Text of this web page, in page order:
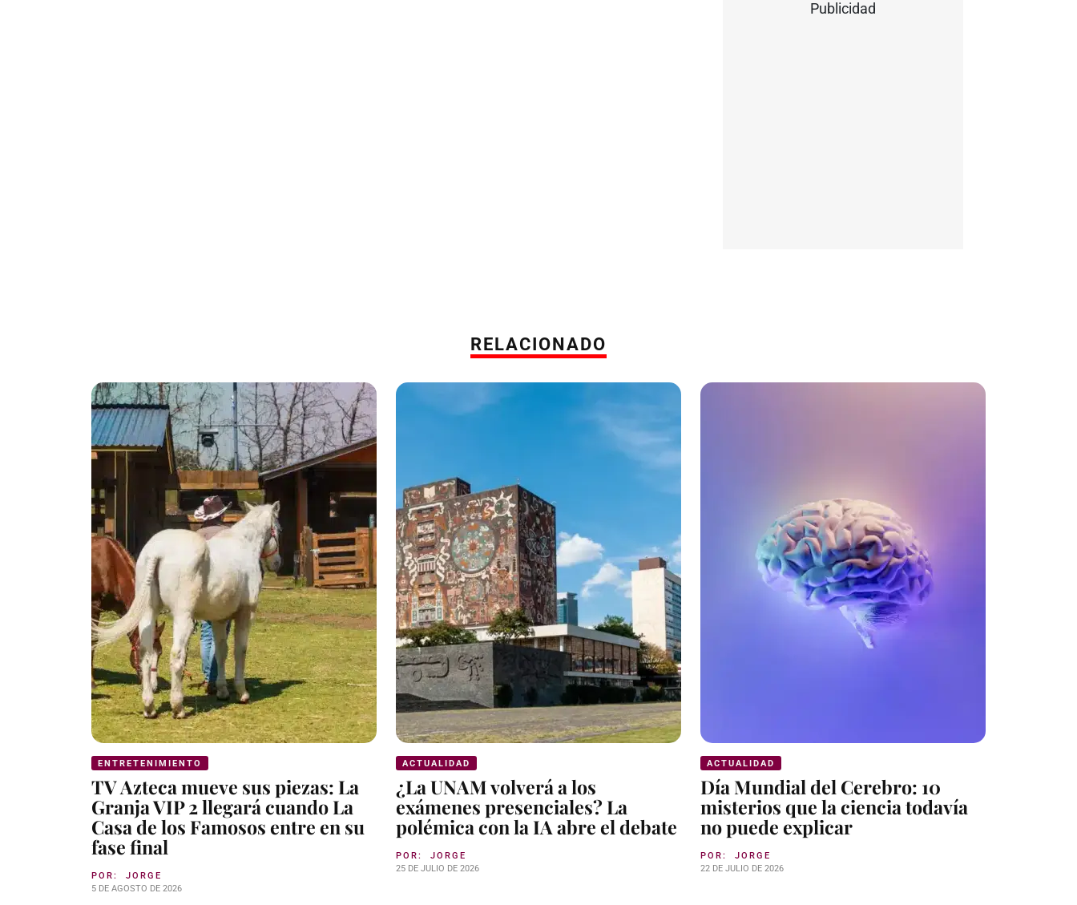
Publicidad
RELACIONADO
ENTRETENIMIENTO
TV Azteca mueve sus piezas: La
Granja VIP 2 llegará cuando La
Casa de los Famosos entre en su
fase final
POR: JORGE
5 DE AGOSTO DE 2026
ACTUALIDAD
¿La UNAM volverá a los
exámenes presenciales? La
polémica con la IA abre el debate
POR: JORGE
25 DE JULIO DE 2026
ACTUALIDAD
Día Mundial del Cerebro: 10
misterios que la ciencia todavía
no puede explicar
POR: JORGE
22 DE JULIO DE 2026